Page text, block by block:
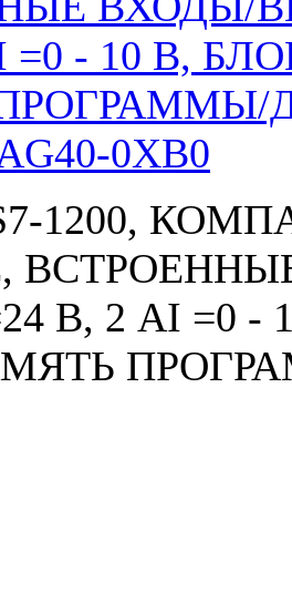
0XB0
1200,
В, 2 AI =0